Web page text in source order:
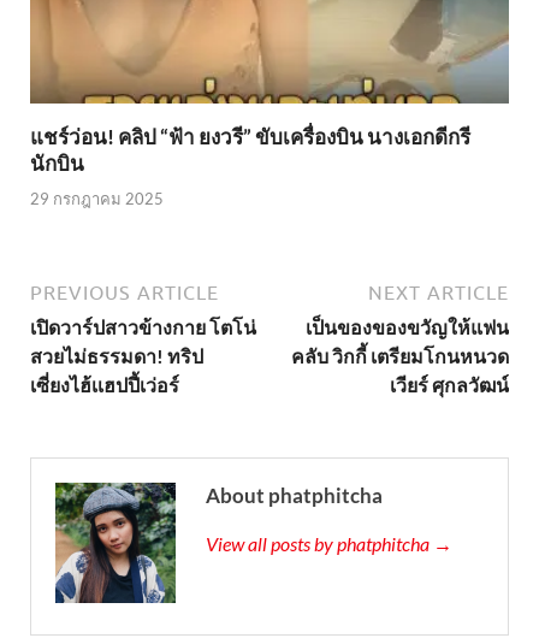
แชร์ว่อน! คลิป “ฟ้า ยงวรี” ขับเครื่องบิน นางเอกดีกรี
นักบิน
29 กรกฎาคม 2025
PREVIOUS ARTICLE
เปิดวาร์ปสาวข้างกาย โตโน่
สวยไม่ธรรมดา! ทริป
เซี่ยงไฮ้เเฮปปี้เว่อร์
NEXT ARTICLE
เป็นของของขวัญให้แฟน
คลับ วิกกี้ เตรียมโกนหนวด
เวียร์ ศุกลวัฒน์
About phatphitcha
View all posts by phatphitcha →